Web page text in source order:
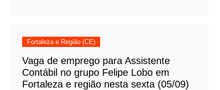
Fortaleza e Região (CE)
Vaga de emprego para Assistente
Contábil no grupo Felipe Lobo em
Fortaleza e região nesta sexta (05/09)